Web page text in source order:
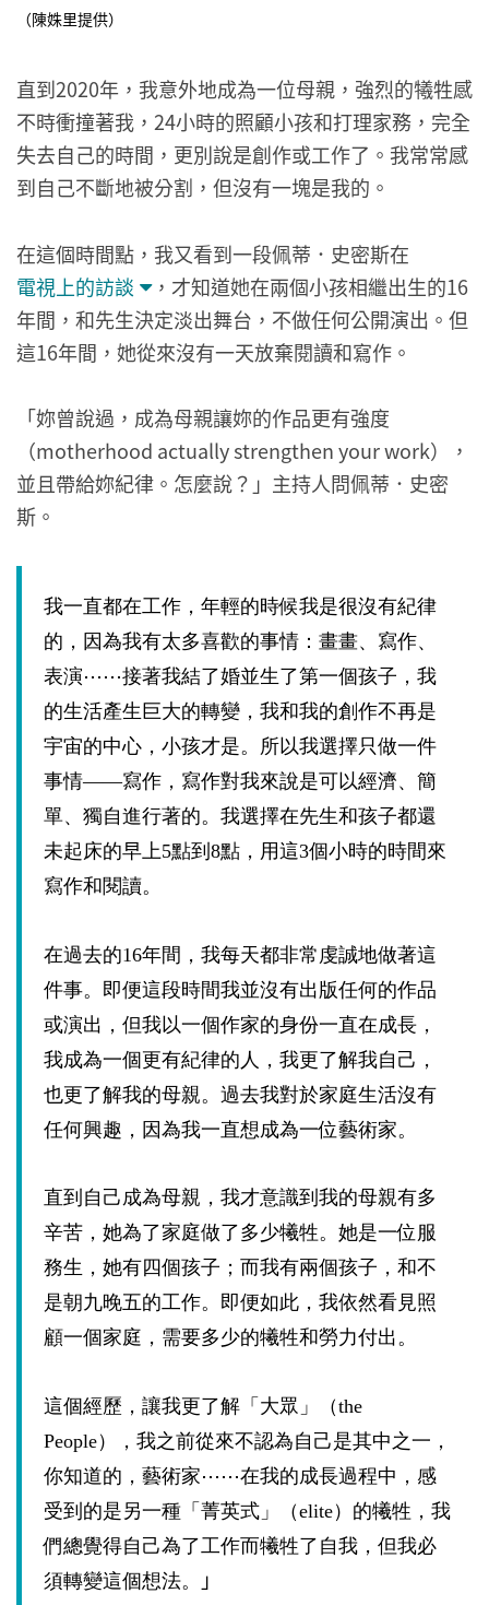
（陳姝里提供）
直到2020年，我意外地成為一位母親，強烈的犧牲感
不時衝撞著我，24小時的照顧小孩和打理家務，完全
失去自己的時間，更別說是創作或工作了。我常常感
到自己不斷地被分割，但沒有一塊是我的。
在這個時間點，我又看到一段佩蒂．史密斯在
電視上的訪談
，才知道她在兩個小孩相繼出生的16
年間，和先生決定淡出舞台，不做任何公開演出。但
這16年間，她從來沒有一天放棄閱讀和寫作。
「妳曾說過，成為母親讓妳的作品更有強度
（motherhood actually strengthen your work），
並且帶給妳紀律。怎麼說？」主持人問佩蒂．史密
斯。
我一直都在工作，年輕的時候我是很沒有紀律
的，因為我有太多喜歡的事情：畫畫、寫作、
表演⋯⋯接著我結了婚並生了第一個孩子，我
的生活產生巨大的轉變，我和我的創作不再是
宇宙的中心，小孩才是。所以我選擇只做一件
事情——寫作，寫作對我來說是可以經濟、簡
單、獨自進行著的。我選擇在先生和孩子都還
未起床的早上5點到8點，用這3個小時的時間來
寫作和閱讀。
在過去的16年間，我每天都非常虔誠地做著這
件事。即便這段時間我並沒有出版任何的作品
或演出，但我以一個作家的身份一直在成長，
我成為一個更有紀律的人，我更了解我自己，
也更了解我的母親。過去我對於家庭生活沒有
任何興趣，因為我一直想成為一位藝術家。
直到自己成為母親，我才意識到我的母親有多
辛苦，她為了家庭做了多少犧牲。她是一位服
務生，她有四個孩子；而我有兩個孩子，和不
是朝九晚五的工作。即便如此，我依然看見照
顧一個家庭，需要多少的犧牲和勞力付出。
這個經歷，讓我更了解「大眾」（the
People），我之前從來不認為自己是其中之一，
你知道的，藝術家⋯⋯在我的成長過程中，感
受到的是另一種「菁英式」（elite）的犧牲，我
們總覺得自己為了工作而犧牲了自我，但我必
須轉變這個想法。
」